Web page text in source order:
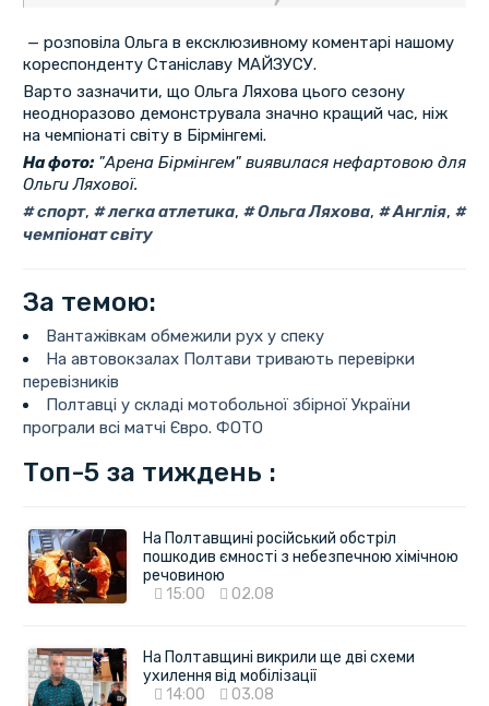
— розповіла Ольга в ексклюзивному коментарі нашому
кореспонденту Станіславу МАЙЗУСУ.
Варто зазначити, що Ольга Ляхова цього сезону
неодноразово демонструвала значно кращий час, ніж
на чемпіонаті світу в Бірмінгемі.
На фото:"Арена Бірмінгем" виявилася нефартовою для
Ольги Ляхової.
спорт, легка атлетика, Ольга Ляхова, Англія,
чемпіонат світу
За темою:
Вантажівкам обмежили рух у спеку
На автовокзалах Полтави тривають перевірки
перевізників
Полтавці у складі мотобольної збірної України
програли всі матчі Євро. ФОТО
Топ-5 за тиждень :
На Полтавщині російський обстріл
пошкодив ємності з небезпечною хімічною
речовиною
15:00
02.08
На Полтавщині викрили ще дві схеми
ухилення від мобілізації
14:00
03.08